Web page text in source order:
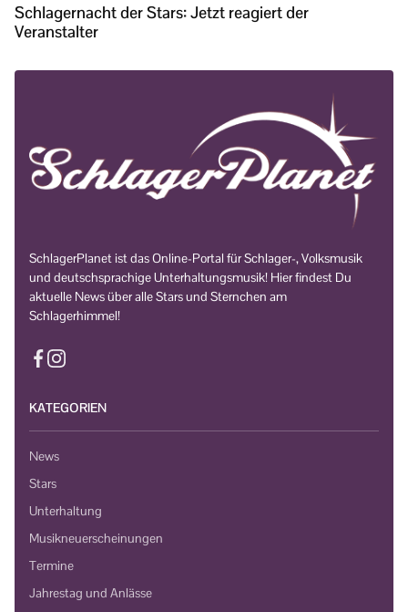
Schlagernacht der Stars: Jetzt reagiert der
Veranstalter
SchlagerPlanet ist das Online-Portal für Schlager-, Volksmusik
und deutschsprachige Unterhaltungsmusik! Hier findest Du
aktuelle News über alle Stars und Sternchen am
Schlagerhimmel!
KATEGORIEN
News
Stars
Unterhaltung
Musikneuerscheinungen
Termine
Jahrestag und Anlässe